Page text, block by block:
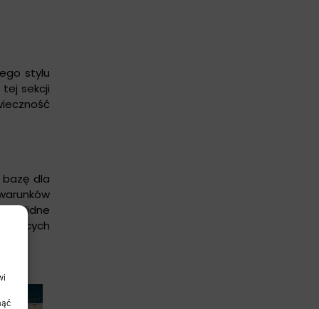
stylu
sekcji
bazę dla
solidne